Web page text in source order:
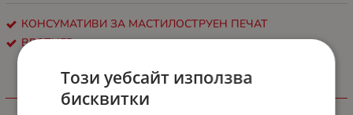
КОНСУМАТИВИ ЗА МАСТИЛОСТРУЕН ПЕЧАТ
BROTHER
ХАРАКТЕРИСТИКИ
Този уебсайт използва
бисквитки